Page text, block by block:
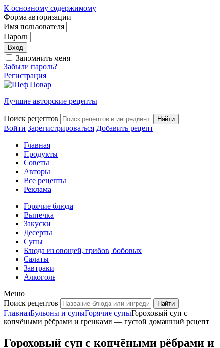
К основному содержимому
Форма авторизации
Имя пользователя
Пароль
Запомнить меня
Забыли пароль?
Регистрация
Лучшие авторские рецепты
Поиск рецептов
Войти Зарегистрироваться Добавить рецепт
Главная
Продукты
Советы
Авторы
Все рецепты
Реклама
Горячие блюда
Выпечка
Закуски
Десерты
Супы
Блюда из овощей, грибов, бобовых
Салаты
Завтраки
Алкоголь
Меню
Поиск рецептов
ГлавнаяБульоны и супыГорячие супыГороховый суп с
копчёными рёбрами и гренками — густой домашний рецепт
Гороховый суп с копчёными рёбрами и